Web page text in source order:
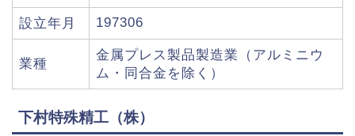
設立年月 197306
業種
金属プレス製品製造業（アルミニウ
ム・同合金を除く）
下村特殊精工（株）